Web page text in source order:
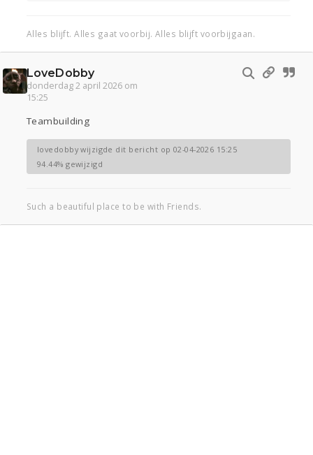
Alles blijft. Alles gaat voorbij. Alles blijft voorbijgaan.
LoveDobby
donderdag 2 april 2026 om
15:25
Teambuilding
lovedobby wijzigde dit bericht op 02-04-2026 15:25
94.44% gewijzigd
Such a beautiful place to be with Friends.